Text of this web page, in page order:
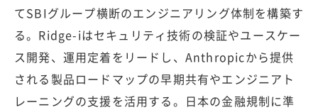
てSBIグループ横断のエンジニアリング体制を構築す
る。Ridge-iはセキュリティ技術の検証やユースケー
ス開発、運用定着をリードし、Anthropicから提供
される製品ロードマップの早期共有やエンジニアト
レーニングの支援を活用する。日本の金融規制に準